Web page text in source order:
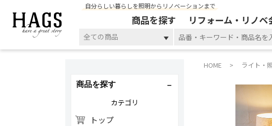
自分らしい暮らしを照明からリノベーションまで
商品を探す リフォーム・リノベ
全ての商品
HOME ライト・
商品を探す
カテゴリ
トップ